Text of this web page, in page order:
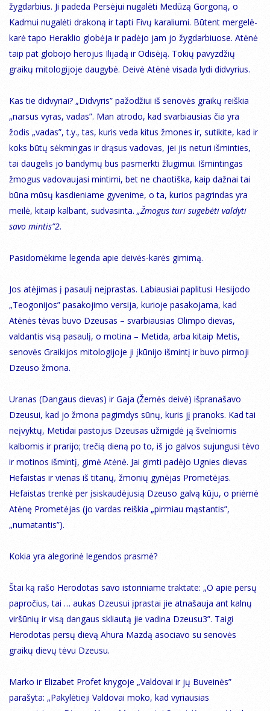
žygdarbius. Ji padeda Persėjui nugalėti Medūzą Gorgoną, o
Kadmui nugalėti drakoną ir tapti Fivų karaliumi. Būtent mergelė-
karė tapo Heraklio globėja ir padėjo jam jo žygdarbiuose. Atėnė
taip pat globojo herojus Ilijadą ir Odisėją. Tokių pavyzdžių
graikų mitologijoje daugybė. Deivė Atėnė visada lydi didvyrius.
Kas tie didvyriai? „Didvyris” pažodžiui iš senovės graikų reiškia
„narsus vyras, vadas”. Man atrodo, kad svarbiausias čia yra
žodis „vadas”, t.y., tas, kuris veda kitus žmones ir, sutikite, kad ir
koks būtų sėkmingas ir drąsus vadovas, jei jis neturi išminties,
tai daugelis jo bandymų bus pasmerkti žlugimui. Išmintingas
žmogus vadovaujasi mintimi, bet ne chaotiška, kaip dažnai tai
būna mūsų kasdieniame gyvenime, o ta, kurios pagrindas yra
meilė, kitaip kalbant, sudvasinta. „Žmogus turi sugebėti valdyti
savo mintis”2.
Pasidomėkime legenda apie deivės-karės gimimą.
Jos atėjimas į pasaulį neįprastas. Labiausiai paplitusi Hesijodo
„Teogonijos” pasakojimo versija, kurioje pasakojama, kad
Atėnės tėvas buvo Dzeusas – svarbiausias Olimpo dievas,
valdantis visą pasaulį, o motina – Metida, arba kitaip Metis,
senovės Graikijos mitologijoje ji įkūnijo išmintį ir buvo pirmoji
Dzeuso žmona.
Uranas (Dangaus dievas) ir Gaja (Žemės deivė) išpranašavo
Dzeusui, kad jo žmona pagimdys sūnų, kuris jį pranoks. Kad tai
neįvyktų, Metidai pastojus Dzeusas užmigdė ją švelniomis
kalbomis ir prarijo; trečią dieną po to, iš jo galvos sujungusi tėvo
ir motinos išmintį, gimė Atėnė. Jai gimti padėjo Ugnies dievas
Hefaistas ir vienas iš titanų, žmonių gynėjas Prometėjas.
Hefaistas trenkė per įsiskaudėjusią Dzeuso galvą kūju, o priėmė
Atėnę Prometėjas (jo vardas reiškia „pirmiau mąstantis”,
„numatantis”).
Kokia yra alegorinė legendos prasmė?
Štai ką rašo Herodotas savo istoriniame traktate: „O apie persų
papročius, tai … aukas Dzeusui įprastai jie atnašauja ant kalnų
viršūnių ir visą dangaus skliautą jie vadina Dzeusu3”. Taigi
Herodotas persų dievą Ahura Mazdą asociavo su senovės
graikų dievų tėvu Dzeusu.
Marko ir Elizabet Profet knygoje „Valdovai ir jų Buveinės”
parašyta: „Pakylėtieji Valdovai moko, kad vyriausias